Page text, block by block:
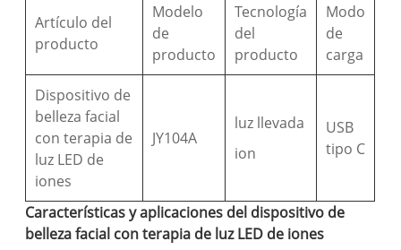
Artículo del
producto
Modelo
de
producto
Tecnología
del
producto
Modo
de
carga
Dispositivo de
belleza facial
con terapia de
luz LED de
iones
JY104A
luz llevada
ion
USB
tipo C
Características y aplicaciones del dispositivo de
belleza facial con terapia de luz LED de iones